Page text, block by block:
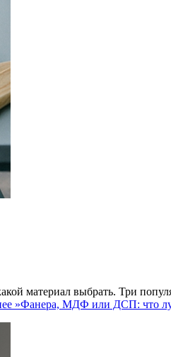
материал выбрать. Три
»Фанера, МДФ или ДСП: что